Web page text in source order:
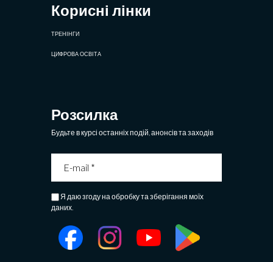
Корисні лінки
ТРЕНІНГИ
ЦИФРОВА ОСВІТА
Розсилка
Будьте в курсі останніх подій, анонсів та заходів
Я даю згоду на обробку та зберігання моїх
даних.